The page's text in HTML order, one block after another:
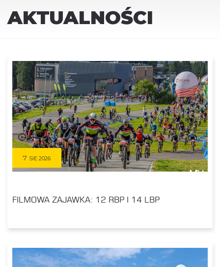
AKTUALNOŚCI
7 SIE 2026
FILMOWA ZAJAWKA: 12 RBP I 14 LBP